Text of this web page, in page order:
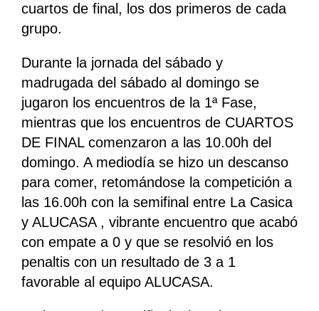
cuartos de final, los dos primeros de cada
grupo.
Durante la jornada del sábado y
madrugada del sábado al domingo se
jugaron los encuentros de la 1ª Fase,
mientras que los encuentros de CUARTOS
DE FINAL comenzaron a las 10.00h del
domingo. A mediodía se hizo un descanso
para comer, retomándose la competición a
las 16.00h con la semifinal entre La Casica
y ALUCASA , vibrante encuentro que acabó
con empate a 0 y que se resolvió en los
penaltis con un resultado de 3 a 1
favorable al equipo ALUCASA.